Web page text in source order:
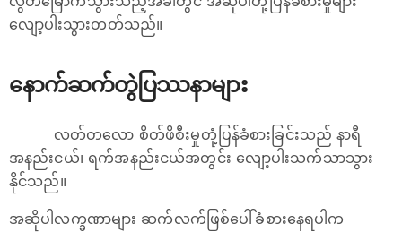
လျော့ပါးသွားတတ်သည်။
နောက်ဆက်တွဲပြဿနာများ
လတ်တလော စိတ်ဖိစီးမှုတုံ့ပြန်ခံစားခြင်းသည် နာရီ
အနည်းငယ်၊ ရက်အနည်းငယ်အတွင်း လျော့ပါးသက်သာသွား
နိုင်သည်။
အဆိုပါလက္ခဏာများ ဆက်လက်ဖြစ်ပေါ်ခံစားနေရပါက